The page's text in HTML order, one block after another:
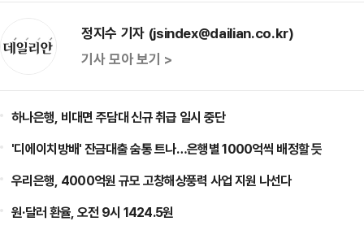
정지수 기자 (jsindex@dailian.co.kr)
기사 모아 보기 >
하나은행, 비대면 주담대 신규 취급 일시 중단
'디에이치방배' 잔금대출 숨통 트나…은행별 1000억씩 배정할 듯
우리은행, 4000억원 규모 고창해상풍력 사업 지원 나선다
원·달러 환율, 오전 9시 1424.5원